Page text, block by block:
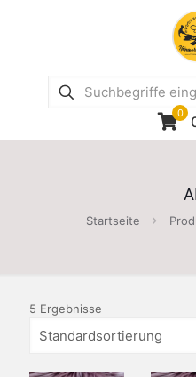
0
Startseite
5 Ergebnisse